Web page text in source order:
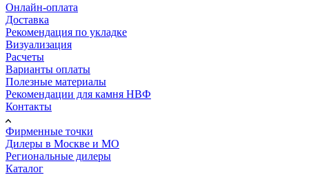
Онлайн-оплата
Доставка
Рекомендация по укладке
Визуализация
Расчеты
Варианты оплаты
Полезные материалы
Рекомендации для камня НВФ
Контакты
Фирменные точки
Дилеры в Москве и МО
Региональные дилеры
Каталог